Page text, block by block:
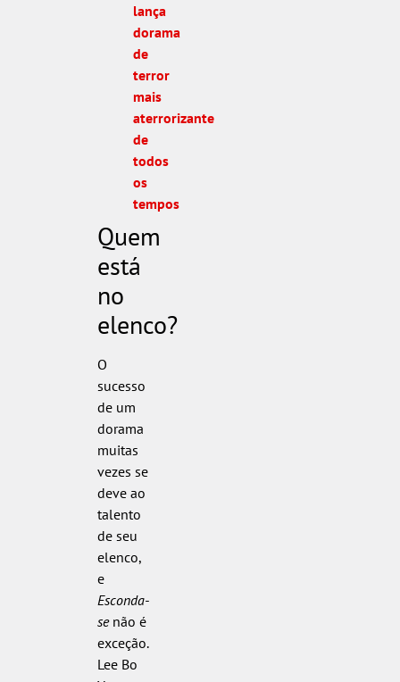
lança
dorama
de
terror
mais
aterrorizante
de
todos
os
tempos
Quem
está
no
elenco?
O
sucesso
de um
dorama
muitas
vezes se
deve ao
talento
de seu
elenco,
e
Esconda-
senão é
exceção.
Lee Bo